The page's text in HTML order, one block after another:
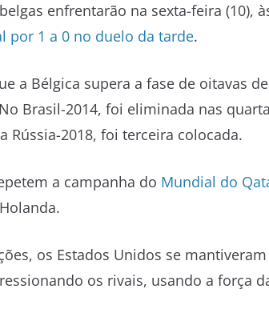
enfrentarão na sexta-feira (10),
por 1 a 0 no duelo da tarde.
a Bélgica supera a fase de oitavas
Brasil-2014, foi eliminada nas
Rússia-2018, foi terceira colocada.
a campanha do Mundial do
os Estados Unidos se
os rivais, usando a força